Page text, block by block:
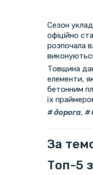
Сезон
офіційно
розпочала
Товщина
елементи,
бетонним
їх
дорога,
За
Топ-5